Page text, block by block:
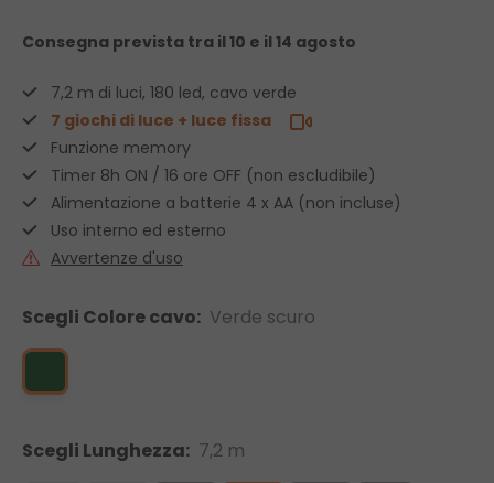
Consegna prevista tra il 10 e il 14 agosto
7,2 m di luci, 180 led, cavo verde
7 giochi di luce + luce fissa
Funzione memory
Timer 8h ON / 16 ore OFF (non escludibile)
Alimentazione a batterie 4 x AA (non incluse)
Uso interno ed esterno
Avvertenze d'uso
Scegli Colore cavo: Verde scuro
Scegli Lunghezza: 7,2 m